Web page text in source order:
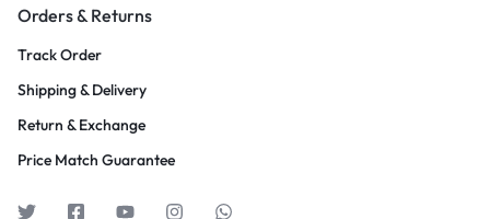
Orders & Returns
Track Order
Shipping & Delivery
Return & Exchange
Price Match Guarantee